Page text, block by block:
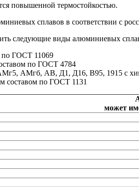
повышенной термостойкостью.
сплавов в соответствии с
следующие виды алюминиевых
ГОСТ 11069
по ГОСТ 4784
АМгб, АВ, Д1, Д16, В95, 1915 с
составом по ГОСТ 1131
может